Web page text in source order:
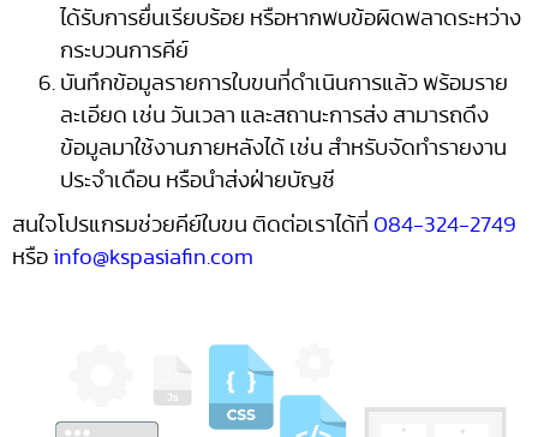
ได้รับการยื่นเรียบร้อย หรือหากพบข้อผิดพลาดระหว่าง
กระบวนการคีย์
บันทึกข้อมูลรายการใบขนที่ดำเนินการแล้ว พร้อมราย
ละเอียด เช่น วันเวลา และสถานะการส่ง สามารถดึง
ข้อมูลมาใช้งานภายหลังได้ เช่น สำหรับจัดทำรายงาน
ประจำเดือน หรือนำส่งฝ่ายบัญชี
สนใจโปรแกรมช่วยคีย์ใบขน ติดต่อเราได้ที่ 084-324-2749
หรือ info@kspasiafin.com